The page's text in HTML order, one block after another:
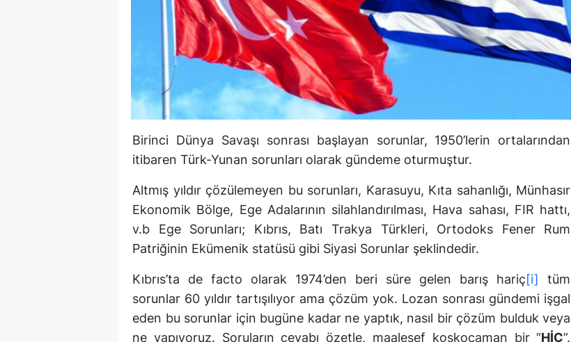
Birinci Dünya Savaşı sonrası başlayan sorunlar, 1950’lerin ortalarından
itibaren Türk-Yunan sorunları olarak gündeme oturmuştur.
Altmış yıldır çözülemeyen bu sorunları, Karasuyu, Kıta sahanlığı, Münhasır
Ekonomik Bölge, Ege Adalarının silahlandırılması, Hava sahası, FIR hattı,
v.b Ege Sorunları; Kıbrıs, Batı Trakya Türkleri, Ortodoks Fener Rum
Patriğinin Ekümenik statüsü gibi Siyasi Sorunlar şeklindedir.
Kıbrıs’ta de facto olarak 1974’den beri süre gelen barış hariç[i]
tüm
sorunlar 60 yıldır tartışılıyor ama çözüm yok. Lozan sonrası gündemi işgal
eden bu sorunlar için bugüne kadar ne yaptık, nasıl bir çözüm bulduk veya
ne yapıyoruz. Soruların cevabı özetle, maalesef koskocaman bir “HİÇ”.